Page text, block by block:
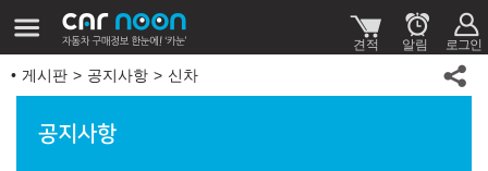
게시판 공지사항 신차
공지사항